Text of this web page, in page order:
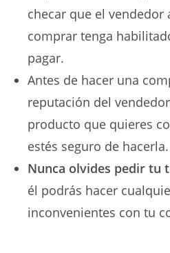
checar que el vendedor
comprar tenga
pagar.
Antes de hacer una
reputación del
producto que quieres
estés seguro de hacerla.
Nunca olvides pedir tu
él podrás hacer
inconvenientes con tu